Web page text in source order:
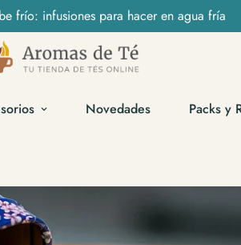
frío: infusiones para hacer en agua fría
Novedades Packs y